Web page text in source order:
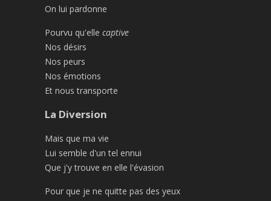
On lui pardonne
Pourvu qu'elle captive
Nos désirs
Nos peurs
Nos émotions
Et nous transporte
La Diversion
Mais que ma vie
Lui semble d'un tel ennui
Que j'y trouve en elle l'évasion
Pour que je ne quitte pas des yeux